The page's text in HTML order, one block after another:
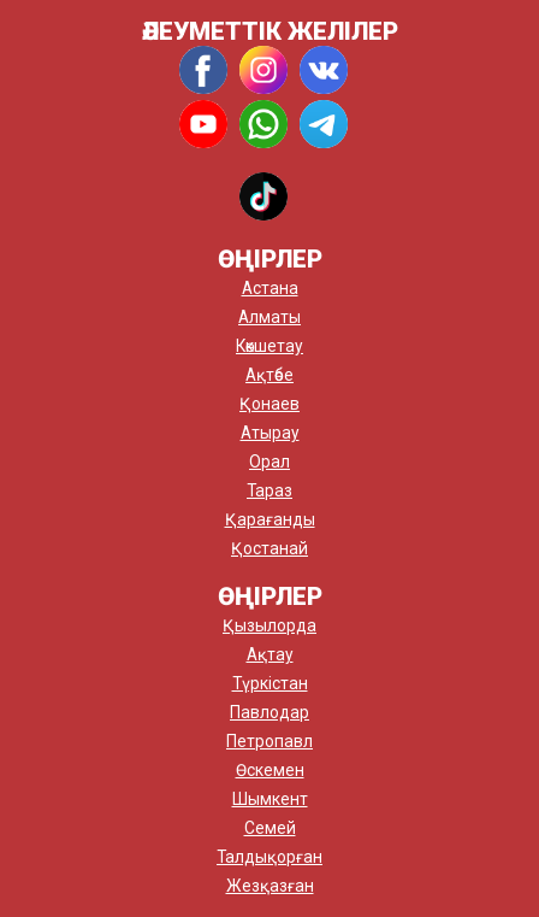
ӘЛЕУМЕТТІК ЖЕЛІЛЕР
ӨҢІРЛЕР
Астана
Алматы
Көкшетау
Ақтөбе
Қонаев
Атырау
Орал
Тараз
Қарағанды
Қостанай
ӨҢІРЛЕР
Қызылорда
Ақтау
Түркістан
Павлодар
Петропавл
Өскемен
Шымкент
Семей
Талдықорған
Жезқазған